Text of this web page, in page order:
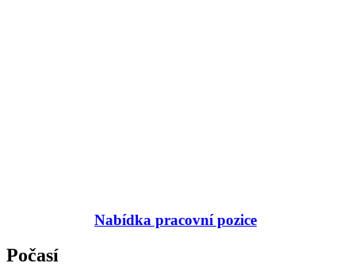
Nabídka pracovní pozice
Počasí